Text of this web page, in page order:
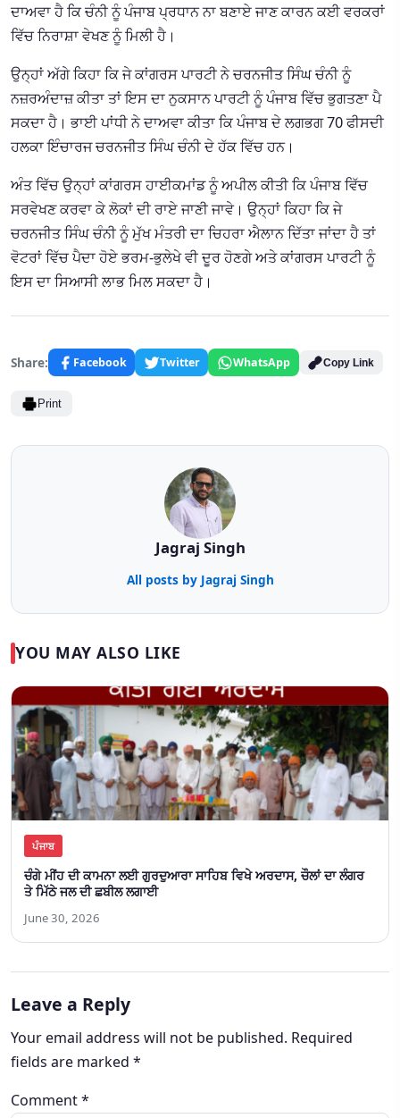
ਦਾਅਵਾ ਹੈ ਕਿ ਚੰਨੀ ਨੂੰ ਪੰਜਾਬ ਪ੍ਰਧਾਨ ਨਾ ਬਣਾਏ ਜਾਣ ਕਾਰਨ ਕਈ ਵਰਕਰਾਂ
ਵਿੱਚ ਨਿਰਾਸ਼ਾ ਵੇਖਣ ਨੂੰ ਮਿਲੀ ਹੈ।
ਉਨ੍ਹਾਂ ਅੱਗੇ ਕਿਹਾ ਕਿ ਜੇ ਕਾਂਗਰਸ ਪਾਰਟੀ ਨੇ ਚਰਨਜੀਤ ਸਿੰਘ ਚੰਨੀ ਨੂੰ
ਨਜ਼ਰਅੰਦਾਜ਼ ਕੀਤਾ ਤਾਂ ਇਸ ਦਾ ਨੁਕਸਾਨ ਪਾਰਟੀ ਨੂੰ ਪੰਜਾਬ ਵਿੱਚ ਭੁਗਤਣਾ ਪੈ
ਸਕਦਾ ਹੈ। ਭਾਈ ਪਾਂਧੀ ਨੇ ਦਾਅਵਾ ਕੀਤਾ ਕਿ ਪੰਜਾਬ ਦੇ ਲਗਭਗ 70 ਫੀਸਦੀ
ਹਲਕਾ ਇੰਚਾਰਜ ਚਰਨਜੀਤ ਸਿੰਘ ਚੰਨੀ ਦੇ ਹੱਕ ਵਿੱਚ ਹਨ।
ਅੰਤ ਵਿੱਚ ਉਨ੍ਹਾਂ ਕਾਂਗਰਸ ਹਾਈਕਮਾਂਡ ਨੂੰ ਅਪੀਲ ਕੀਤੀ ਕਿ ਪੰਜਾਬ ਵਿੱਚ
ਸਰਵੇਖਣ ਕਰਵਾ ਕੇ ਲੋਕਾਂ ਦੀ ਰਾਏ ਜਾਣੀ ਜਾਵੇ। ਉਨ੍ਹਾਂ ਕਿਹਾ ਕਿ ਜੇ
ਚਰਨਜੀਤ ਸਿੰਘ ਚੰਨੀ ਨੂੰ ਮੁੱਖ ਮੰਤਰੀ ਦਾ ਚਿਹਰਾ ਐਲਾਨ ਦਿੱਤਾ ਜਾਂਦਾ ਹੈ ਤਾਂ
ਵੋਟਰਾਂ ਵਿੱਚ ਪੈਦਾ ਹੋਏ ਭਰਮ-ਭੁਲੇਖੇ ਵੀ ਦੂਰ ਹੋਣਗੇ ਅਤੇ ਕਾਂਗਰਸ ਪਾਰਟੀ ਨੂੰ
ਇਸ ਦਾ ਸਿਆਸੀ ਲਾਭ ਮਿਲ ਸਕਦਾ ਹੈ।
Share: Facebook Twitter WhatsApp Copy Link
Print
Jagraj Singh
All posts by Jagraj Singh
YOU MAY ALSO LIKE
ਪੰਜਾਬ
ਚੰਗੇ ਮੀਂਹ ਦੀ ਕਾਮਨਾ ਲਈ ਗੁਰਦੁਆਰਾ ਸਾਹਿਬ ਵਿਖੇ ਅਰਦਾਸ, ਚੌਲਾਂ ਦਾ ਲੰਗਰ
ਤੇ ਮਿੱਠੇ ਜਲ ਦੀ ਛਬੀਲ ਲਗਾਈ
June 30, 2026
Leave a Reply
Your email address will not be published. Required
fields are marked *
Comment*